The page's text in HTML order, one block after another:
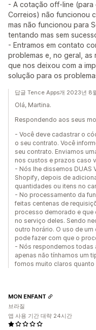
- A cotação off-line (para
Correios) não funcionou
mas não funcionou para
tentando mas sem
- Entramos em contato
problemas e, no geral,
que nos deixou com a
solução para os
답글 Tence Apps개 2023년 8
Olá, Martina.
Respondendo aos seus
- Você deve cadastrar o
o seu contrato. Você
seu contrato. Enviamos
nos custos e prazos caso
- Nós lhe dissemos DUAS
Shopify, depois de
quantidades ou itens no
- No processamento da
feitas centenas de
processo demorado e
no serviço deles. Sendo
outro horário. O uso de
pode fazer com que o
- Nós respondemos todas
apenas não tínhamos um
fomos muito claros quanto
MON ENFANT
브라질
앱 사용 기간 대략 24시간